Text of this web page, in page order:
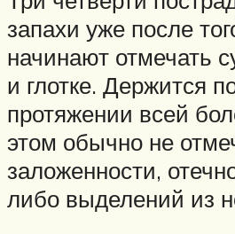
запахи уже после
начинают отмечать
и глотке. Держится
протяжении всей
этом обычно не
заложенности,
либо выделений из